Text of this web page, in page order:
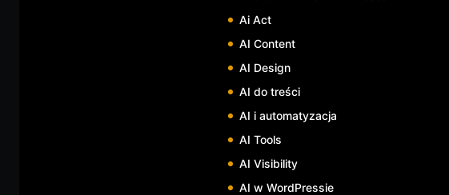
Ai Act
AI Content
AI Design
AI do treści
AI i automatyzacja
AI Tools
AI Visibility
AI w WordPressie